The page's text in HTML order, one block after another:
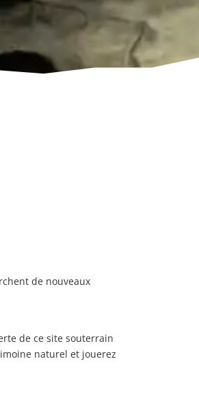
de nouveaux
de ce site souterrain
naturel et jouerez